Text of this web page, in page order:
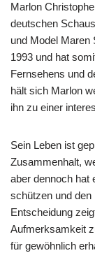
Marlon
deutschen
und Model Maren
1993 und hat
Fernsehens und
hält sich Marlon
ihn zu einer
Sein Leben ist
Zusammenhalt,
aber dennoch hat
schützen und
Entscheidung
Aufmerksamkeit
für gewöhnlich